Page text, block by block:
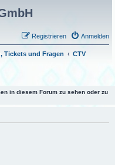
Anmelden
Registrieren
Tickets und Fragen CTV
in diesem Forum zu sehen oder zu